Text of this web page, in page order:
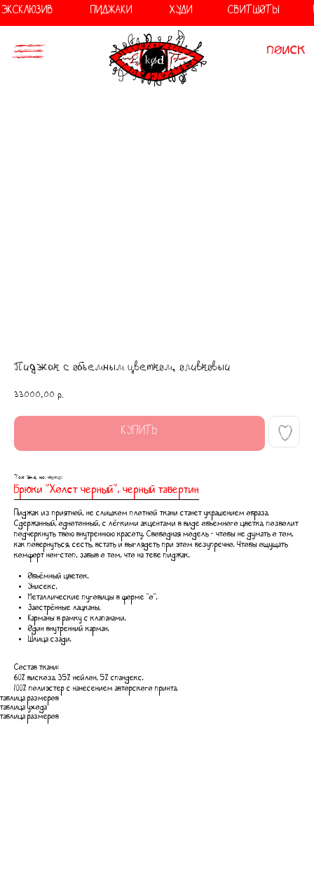
////
ЭКСКЛЮЗИВ ПИДЖАКИ ХУДИ СВИТШОТЫ
Пиджак с объемным цветком, оливковый
33000,00 р.
КУПИТЬ
Так же на фото:
Брюки "Холст черный", черный тавертин
Пиджак из приятной, не слишком плотной ткани станет украшением образа.
Сдержанный, однотонный, с лёгкими акцентами в виде объемного цветка, позволит
подчеркнуть твою внутреннюю красоту. Свободная модель - чтобы не думать о том,
как повернуться, сесть, встать и выглядеть при этом безупречно. Чтобы ощущать
комфорт нон-стоп, забыв о том, что на тебе пиджак.
Объёмный цветок.
Унисекс.
Металлические пуговицы в форме "о".
Заострённые лацканы.
Карманы в рамку с клапанами.
Один внутренний карман.
Шлица сзади.
Состав ткани:
60% вискоза, 35% нейлон, 5% спандекс.
100% полиэстер с нанесением авторского принта.
таблица размеров
таблица ухода
таблица размеров